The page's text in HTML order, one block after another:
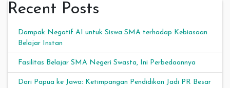
Recent Posts
Dampak Negatif AI untuk Siswa SMA terhadap Kebiasaan
Belajar Instan
Fasilitas Belajar SMA Negeri Swasta, Ini Perbedaannya
Dari Papua ke Jawa: Ketimpangan Pendidikan Jadi PR Besar